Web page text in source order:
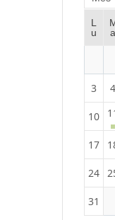
L
u
a
3 4
10
17
24
31